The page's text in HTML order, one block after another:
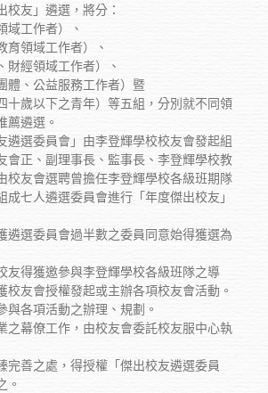
校友」遴選，將分：
域工作者）、
育領域工作者）、
財經領域工作者）、
體、公益服務工作者）暨
十歲以下之青年）等五組，分別就不同領
薦遴選。
遴選委員會」由李登輝學校校友會發起組
會正、副理事長、監事長、李登輝學校教
校友會選聘曾擔任李登輝學校各級班期隊
成七人遴選委員會進行「年度傑出校友」
遴選委員會過半數之委員同意始得獲選為
友得獲邀參與李登輝學校各級班隊之導
校友會授權發起或主辦各項校友會活動。
與各項活動之辦理、規劃。
之幕僚工作，由校友會委託校友服中心執
完善之處，得授權「傑出校友遴選委員
。